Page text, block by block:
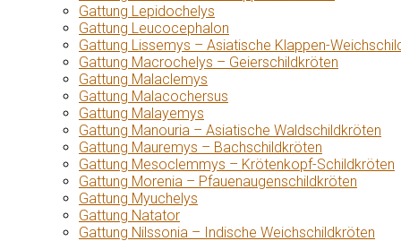
Gattung Lepidochelys
Gattung Leucocephalon
Gattung Lissemys – Asiatische Klappen-
Gattung Macrochelys – Geierschildkröten
Gattung Malaclemys
Gattung Malacochersus
Gattung Malayemys
Gattung Manouria – Asiatische Waldschildkröten
Gattung Mauremys – Bachschildkröten
Gattung Mesoclemmys – Krötenkopf-Schildkröten
Gattung Morenia – Pfauenaugenschildkröten
Gattung Myuchelys
Gattung Natator
Gattung Nilssonia – Indische Weichschildkröten